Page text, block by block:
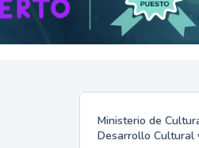
Ministerio de
Desarrollo Cultural